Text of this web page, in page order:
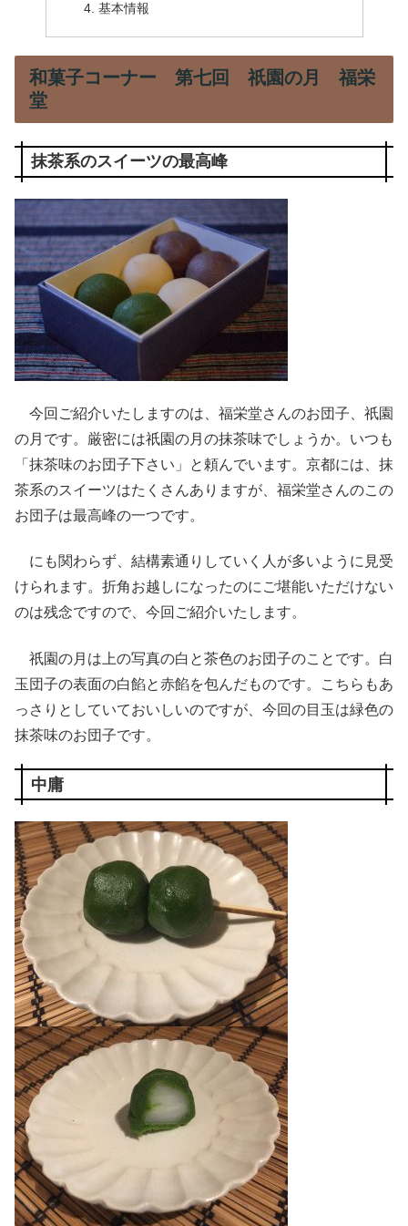
基本情報
和菓子コーナー 第七回 祇園の月 福栄
堂
抹茶系のスイーツの最高峰
今回ご紹介いたしますのは、福栄堂さんのお団子、祇園
の月です。厳密には祇園の月の抹茶味でしょうか。いつも
「抹茶味のお団子下さい」と頼んでいます。京都には、抹
茶系のスイーツはたくさんありますが、福栄堂さんのこの
お団子は最高峰の一つです。
にも関わらず、結構素通りしていく人が多いように見受
けられます。折角お越しになったのにご堪能いただけない
のは残念ですので、今回ご紹介いたします。
祇園の月は上の写真の白と茶色のお団子のことです。白
玉団子の表面の白餡と赤餡を包んだものです。こちらもあ
っさりとしていておいしいのですが、今回の目玉は緑色の
抹茶味のお団子です。
中庸